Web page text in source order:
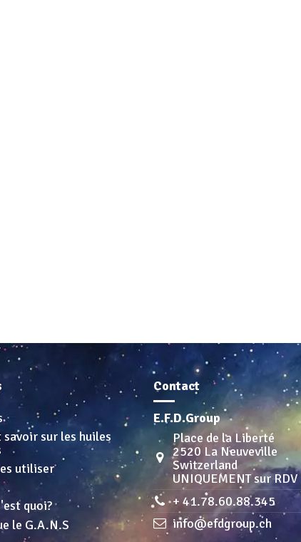
sur les huiles
utiliser
quoi?
le G.A.N.S
Contact
E.F.D.Group
Place de la Liberté
2520 La Neuveville
Switzerland
UNIQUEMENT sur RDV
+ 41.78.60.88.345
info@efdgroup.ch